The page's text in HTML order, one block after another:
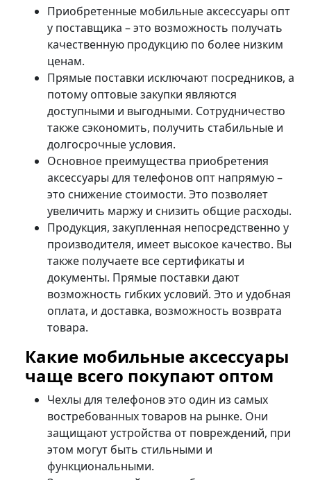
Приобретенные мобильные аксессуары опт
у поставщика – это возможность получать
качественную продукцию по более низким
ценам.
Прямые поставки исключают посредников, а
потому оптовые закупки являются
доступными и выгодными. Сотрудничество
также сэкономить, получить стабильные и
долгосрочные условия.
Основное преимущества приобретения
аксессуары для телефонов опт напрямую –
это снижение стоимости. Это позволяет
увеличить маржу и снизить общие расходы.
Продукция, закупленная непосредственно у
производителя, имеет высокое качество. Вы
также получаете все сертификаты и
документы. Прямые поставки дают
возможность гибких условий. Это и удобная
оплата, и доставка, возможность возврата
товара.
Какие мобильные аксессуары
чаще всего покупают оптом
Чехлы для телефонов это один из самых
востребованных товаров на рынке. Они
защищают устройства от повреждений, при
этом могут быть стильными и
функциональными.